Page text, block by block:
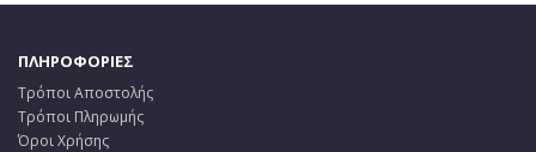
ΠΛΗΡΟΦΟΡΙΕΣ
Τρόποι Αποστολής
Τρόποι Πληρωμής
Όροι Χρήσης